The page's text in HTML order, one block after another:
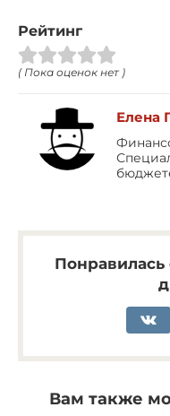
Рейтинг
( Пока оценок нет )
Елена
Понравилась
Вам также